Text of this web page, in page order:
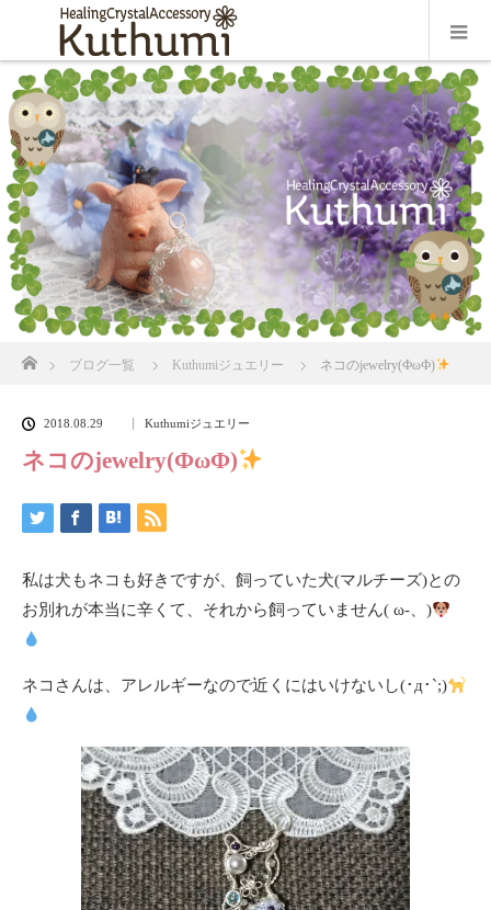
ブログ一覧 Kuthumiジュエリー ネコのjewelry(ФωФ)
2018.08.29 Kuthumiジュエリー
ネコのjewelry(ФωФ)
私は犬もネコも好きですが、飼っていた犬(マルチーズ)との
お別れが本当に辛くて、それから飼っていません( ω-、)
ネコさんは、アレルギーなので近くにはいけないし(･д･`;)